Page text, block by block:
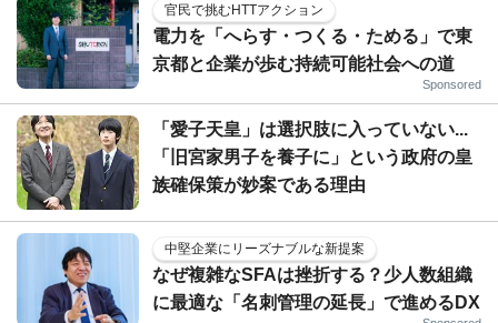
官民で挑むHTTアクション
電力を「へらす・つくる・ためる」で東
京都と企業が歩む持続可能社会への道
Sponsored
「愛子天皇」は選択肢に入っていない...
「旧宮家男子を養子に」という政府の皇
族確保策が妙案である理由
中堅企業にリーズナブルな新提案
なぜ複雑なSFAは挫折する？少人数組織
に最適な「名刺管理の延長」で進めるDX